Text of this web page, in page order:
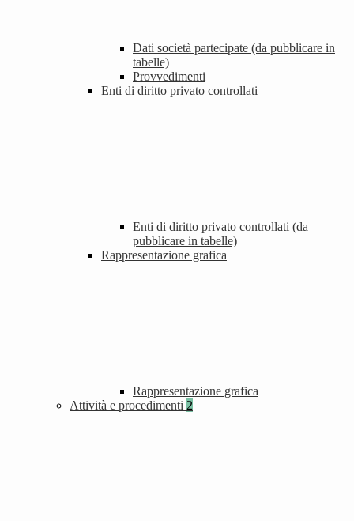
Dati società partecipate (da pubblicare in
tabelle)
Provvedimenti
Enti di diritto privato controllati
Enti di diritto privato controllati (da
pubblicare in tabelle)
Rappresentazione grafica
Rappresentazione grafica
Attività e procedimenti 2